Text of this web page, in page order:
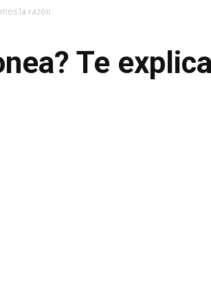
la razón
Te